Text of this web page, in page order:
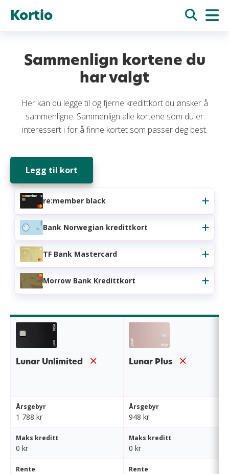
Kortio
Sammenlign kortene du
har valgt
Her kan du legge til og fjerne kredittkort du ønsker å
sammenligne. Sammenlign alle kortene som du er
interessert i for å finne kortet som passer deg best.
Legg til kort
re:member black
Bank Norwegian kredittkort
TF Bank Mastercard
Morrow Bank Kredittkort
Lunar Unlimited Lunar Plus
Årsgebyr
1 788 kr
Årsgebyr
948 kr
Maks kreditt
0 kr
Maks kreditt
0 kr
Rente Rente